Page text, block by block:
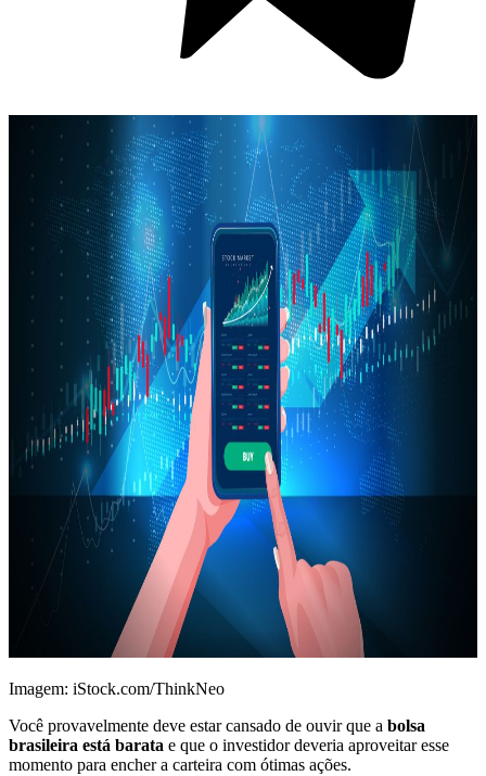
Imagem: iStock.com/ThinkNeo
Você provavelmente deve estar cansado de ouvir que a bolsa
brasileira está barata e que o investidor deveria aproveitar esse
momento para encher a carteira com ótimas ações.